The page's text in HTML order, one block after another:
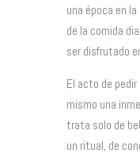
una época en
de la comida
ser disfrutado
El acto de
mismo una
trata solo de
un ritual, de